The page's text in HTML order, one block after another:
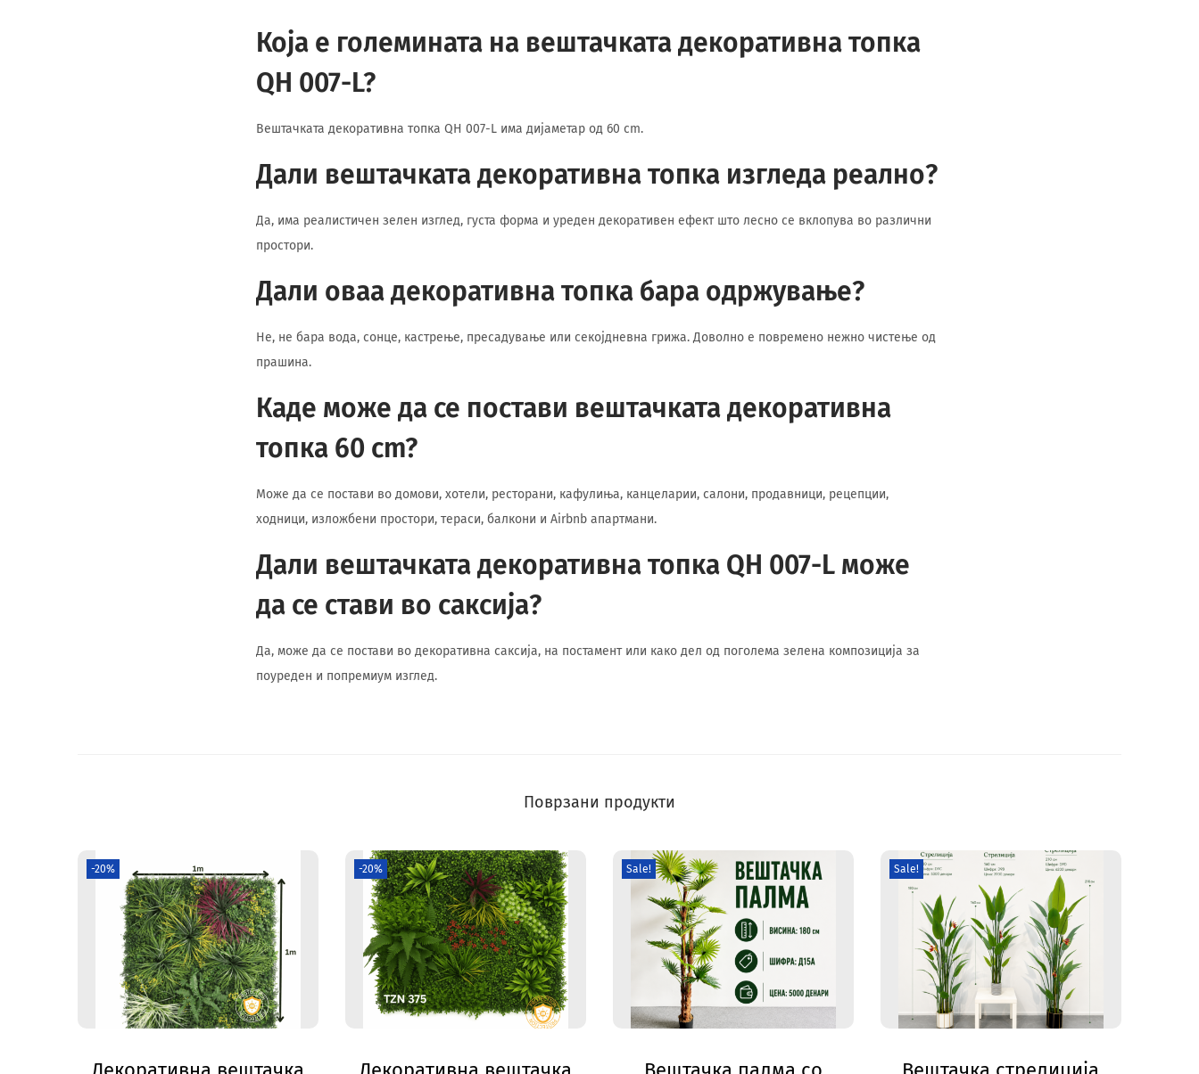
Која е големината на вештачката декоративна топка
QH 007-L?
Вештачката декоративна топка QH 007-L има дијаметар од 60 cm.
Дали вештачката декоративна топка изгледа реално?
Да, има реалистичен зелен изглед, густа форма и уреден декоративен ефект што лесно се вклопува во различни
простори.
Дали оваа декоративна топка бара одржување?
Не, не бара вода, сонце, кастрење, пресадување или секојдневна грижа. Доволно е повремено нежно чистење од
прашина.
Каде може да се постави вештачката декоративна
топка 60 cm?
Може да се постави во домови, хотели, ресторани, кафулиња, канцеларии, салони, продавници, рецепции,
ходници, изложбени простори, тераси, балкони и Airbnb апартмани.
Дали вештачката декоративна топка QH 007-L може
да се стави во саксија?
Да, може да се постави во декоративна саксија, на постамент или како дел од поголема зелена композиција за
поуреден и попремиум изглед.
Поврзани продукти
-20% -20% Sale! Sale!